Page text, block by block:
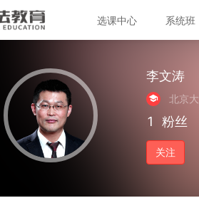
选课中心 系统班
李文涛
北京
1 粉丝
关注